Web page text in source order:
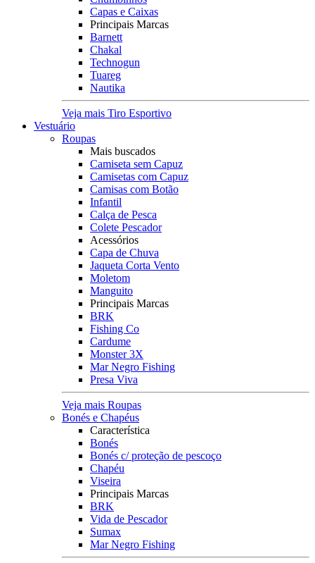
Capas e Caixas
Principais Marcas
Barnett
Chakal
Technogun
Tuareg
Nautika
Veja mais Tiro Esportivo
Vestuário
Roupas
Mais buscados
Camiseta sem Capuz
Camisetas com Capuz
Camisas com Botão
Infantil
Calça de Pesca
Colete Pescador
Acessórios
Capa de Chuva
Jaqueta Corta Vento
Moletom
Manguito
Principais Marcas
BRK
Fishing Co
Cardume
Monster 3X
Mar Negro Fishing
Presa Viva
Veja mais Roupas
Bonés e Chapéus
Característica
Bonés
Bonés c/ proteção de pescoço
Chapéu
Viseira
Principais Marcas
BRK
Vida de Pescador
Sumax
Mar Negro Fishing